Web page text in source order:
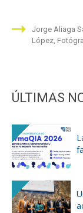
Jorge Aliaga
López,
ÚLTIMAS